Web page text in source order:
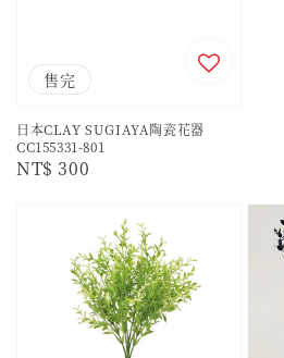
售完
日本CLAY SUGIAYA陶瓷花器
CC155331-801
Regular
NT$ 300